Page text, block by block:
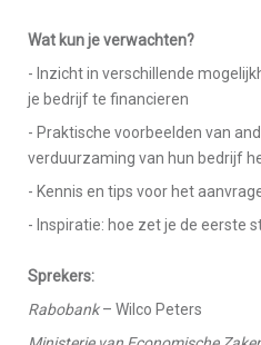
Wat kun je verwachten?
- Inzicht in verschillende
je bedrijf te financieren
- Praktische voorbeelden van
verduurzaming van hun bedrijf
- Kennis en tips voor het
- Inspiratie: hoe zet je de eerste
Sprekers:
Rabobank– Wilco Peters